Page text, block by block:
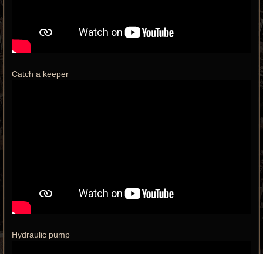
Catch a keeper
Hydraulic pump